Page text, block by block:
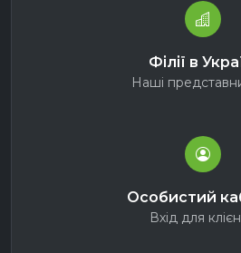
Філії в
Наші
Особистий
Вхід для